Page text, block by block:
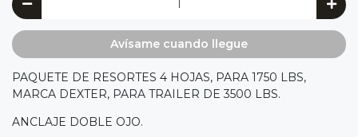
Avísame cuando llegue
PAQUETE DE RESORTES 4 HOJAS, PARA 1750 LBS,
MARCA DEXTER, PARA TRAILER DE 3500 LBS.
ANCLAJE DOBLE OJO.